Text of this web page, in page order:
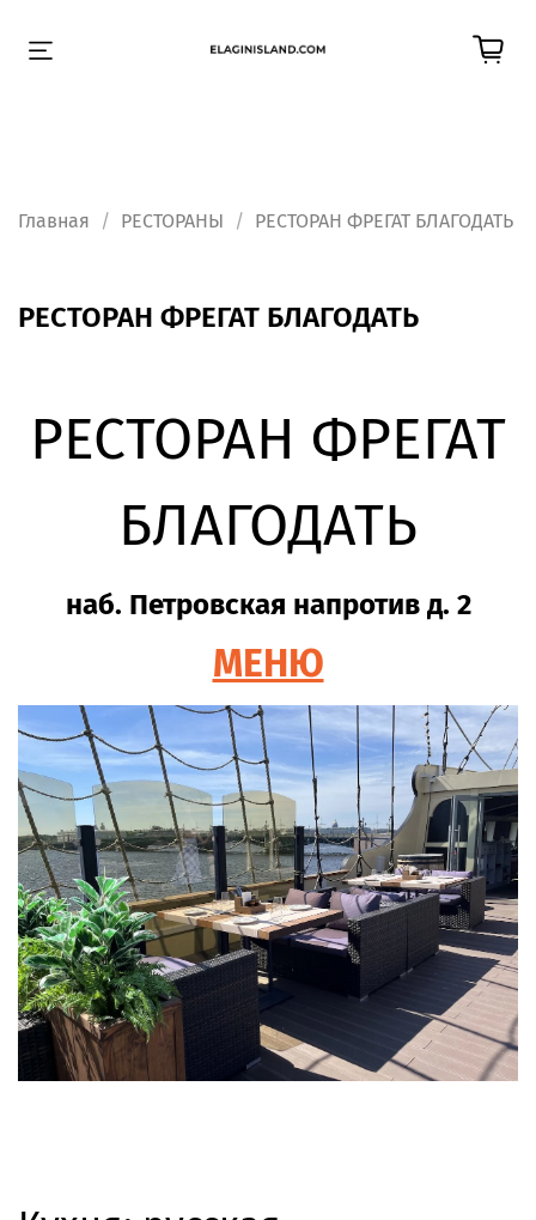
Главная РЕСТОРАНЫ РЕСТОРАН ФРЕГАТ БЛАГОДАТЬ
РЕСТОРАН ФРЕГАТ БЛАГОДАТЬ
РЕСТОРАН ФРЕГАТ
БЛАГОДАТЬ
наб. Петровская напротив д. 2
МЕНЮ